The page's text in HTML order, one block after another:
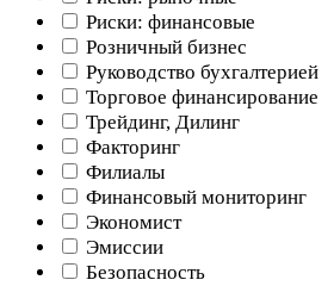
Риски: финансовые
Розничный бизнес
Руководство бухгалтерией
Торговое финансирование
Трейдинг, Дилинг
Факторинг
Филиалы
Финансовый мониторинг
Экономист
Эмиссии
Безопасность